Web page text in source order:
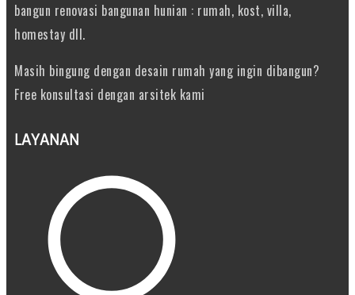
bangun renovasi bangunan hunian : rumah, kost, villa,
homestay dll.
Masih bingung dengan desain rumah yang ingin dibangun?
Free konsultasi dengan arsitek kami
LAYANAN